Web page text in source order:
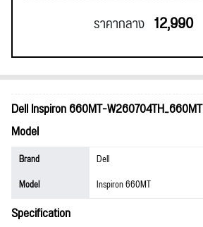
ราคากลาง 12,990
Dell Inspiron 660MT-W260704TH_660MT
Model
Brand
Dell
Model
Inspiron 660MT
Specification